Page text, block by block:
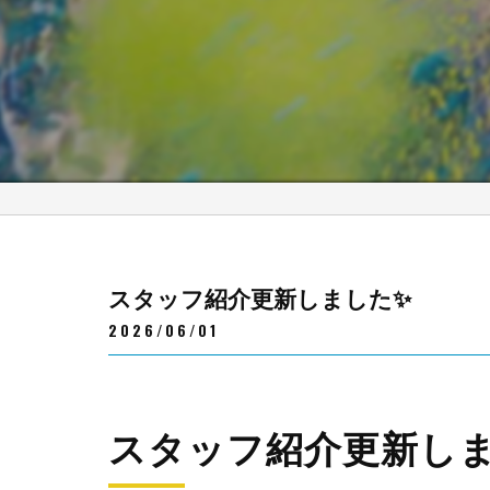
スタッフ紹介更新しました✨
2026/06/01
スタッフ紹介更新し